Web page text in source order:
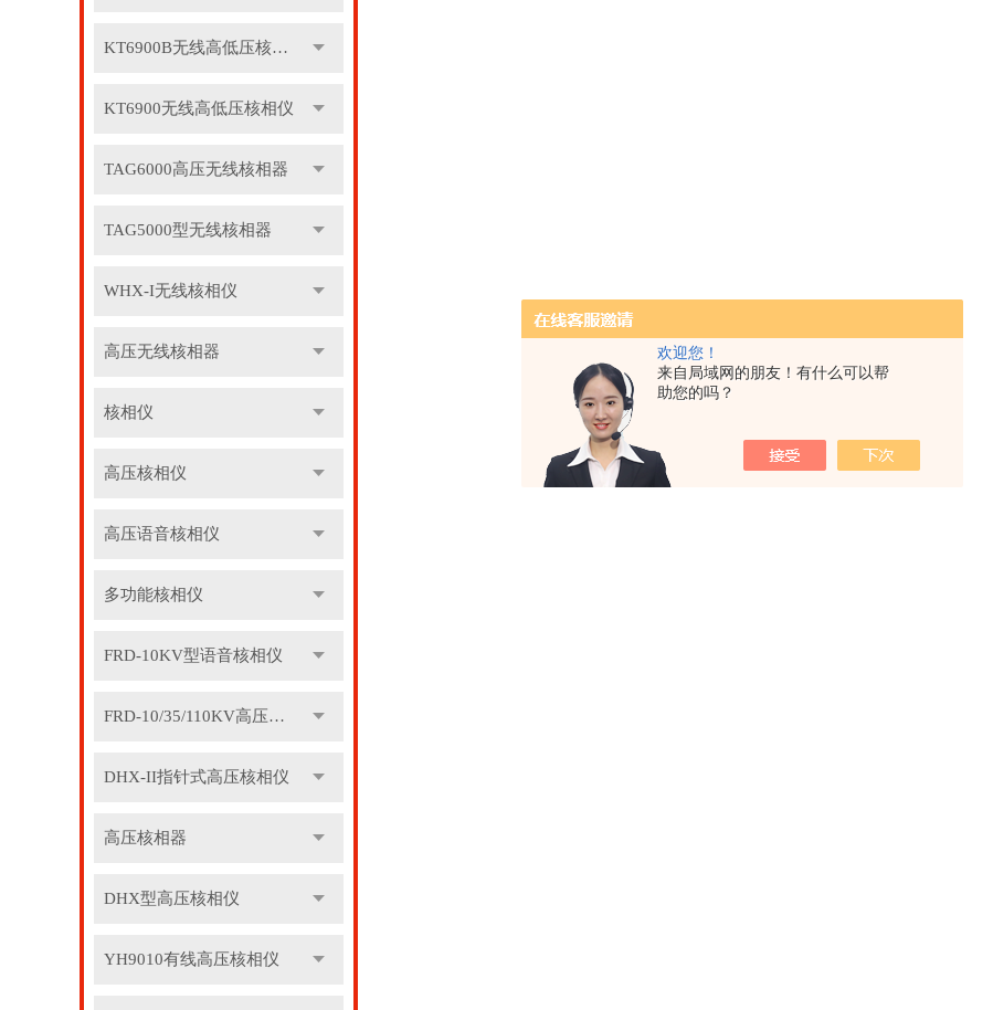
欢迎您！
来自局域网的朋友！有什么可以帮
助您的吗？
KT6900B无线高低压核相仪
KT6900无线高低压核相仪
TAG6000高压无线核相器
TAG5000型无线核相器
WHX-I无线核相仪
高压无线核相器
核相仪
高压核相仪
高压语音核相仪
多功能核相仪
FRD-10KV型语音核相仪
FRD-10/35/110KV高压语音核相器
DHX-II指针式高压核相仪
高压核相器
DHX型高压核相仪
YH9010有线高压核相仪